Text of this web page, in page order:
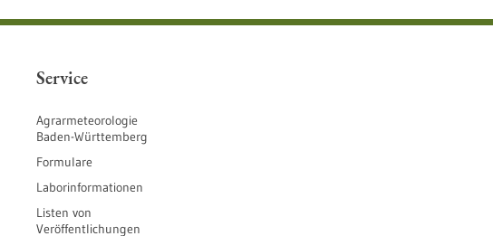
Service
Agrarmeteorologie
Baden-Württemberg
Formulare
Laborinformationen
Listen von
Veröffentlichungen